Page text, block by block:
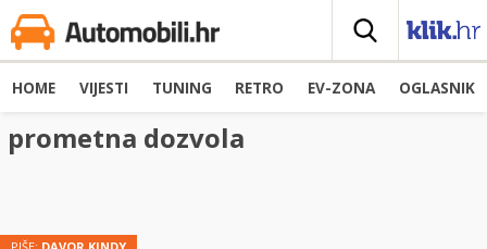
HOME VIJESTI TUNING RETRO EV-ZONA OGLASNIK
prometna dozvola